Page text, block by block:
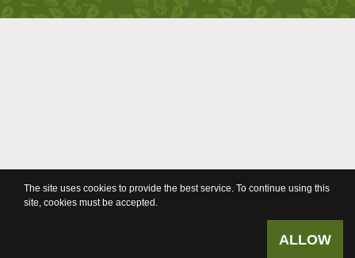
The site uses cookies to provide the best service. To continue using this
site, cookies must be accepted.
ALLOW